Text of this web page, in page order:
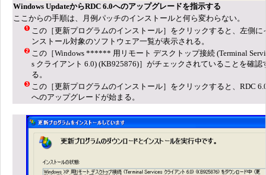
Windows UpdateからRDC 6.0へのアップグレードを指示する
ここからの手順は、月例パッチのインストールと何ら変わらない。
この［更新プログラムのインストール］をクリックすると、左側に
ンストール対象のソフトウェア一覧が表示される。
この［Windows ****** 用リモート デスクトップ接続 (Terminal
s クライアント 6.0) (KB925876)］がチェックされていることを確認
る。
この［更新プログラムのインストール］をクリックすると、RDC
へのアップグレードが始まる。